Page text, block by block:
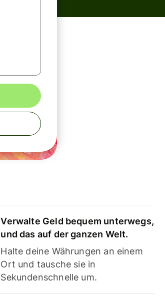
Verwalte Geld bequem unterwegs,
und das auf der ganzen Welt.
Halte deine Währungen an einem
Ort und tausche sie in
Sekundenschnelle um.